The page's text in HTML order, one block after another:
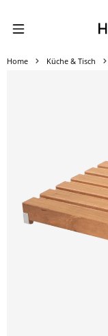
Zum Hauptinhalt
Home Küche & Tisch